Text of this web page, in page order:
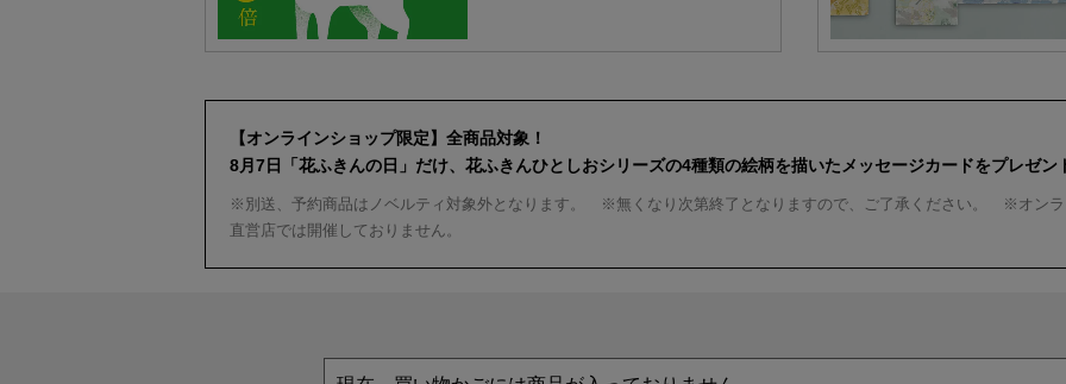
【オンラインショップ限定】全商品対象！
8月7日「花ふきんの日」だけ、花ふきんひとしおシリーズの4種類の絵柄を描いたメッセージカードをプレゼン
※別送、予約商品はノベルティ対象外となります。 ※無くなり次第終了となりますので、ご了承ください。 ※オンラ
直営店では開催しておりません。